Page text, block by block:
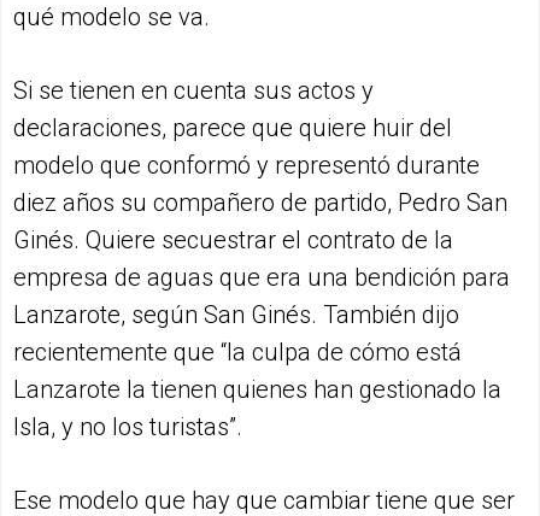
qué modelo se va.
Si se tienen en cuenta sus actos y
declaraciones, parece que quiere huir del
modelo que conformó y representó durante
diez años su compañero de partido, Pedro San
Ginés. Quiere secuestrar el contrato de la
empresa de aguas que era una bendición para
Lanzarote, según San Ginés. También dijo
recientemente que “la culpa de cómo está
Lanzarote la tienen quienes han gestionado la
Isla, y no los turistas”.
Ese modelo que hay que cambiar tiene que ser